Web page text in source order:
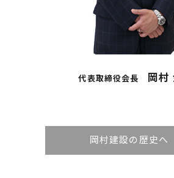
代表取締役会長 岡村
岡村建設の歴史へ